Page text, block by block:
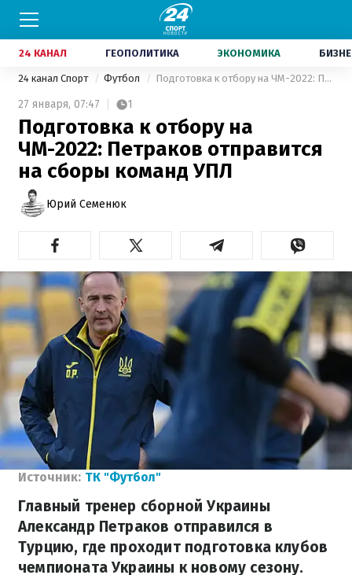
24 КАНАЛ ГЕОПОЛИТИКА ЭКОНОМИКА
24 канал Спорт Футбол Подготовка к отбору на ЧМ-2022: Петраков отправится на сборы команд УПЛ
27 января, 07:47 1
Подготовка к отбору на
ЧМ-2022: Петраков отправится
на сборы команд УПЛ
Юрий Семенюк
Источник: ТК "Футбол"
Главный тренер сборной Украины
Александр Петраков отправился в
Турцию, где проходит подготовка клубов
чемпионата Украины к новому сезону.